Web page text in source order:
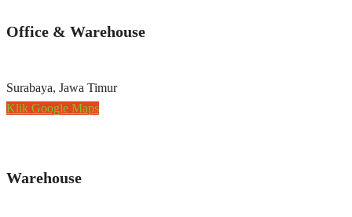
Office & Warehouse
Surabaya, Jawa Timur
Klik Google Maps
Warehouse